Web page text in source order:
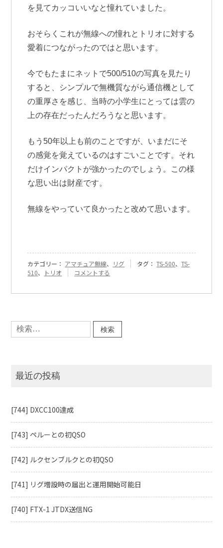
を見てカッコいいなと憧れていました。
おそらくこれが無線への憧れとトリオに対する
愛着につながったのではと思います。
今でもたまにネットで500/510の写真を見たり
すると、シンプルで無機質ながら通信機として
の重厚さを感じ、当時の小学生にとっては雲の
上の存在だったんだろうなと思います。
もう50年以上も前のことですが、いまだにそ
の感覚を覚えているのはすごいことです。それ
だけインパクトが強かったのでしょう。この様
な思い出は財産です。
無線をやっていて良かったと改めて思います。
カテゴリー： アマチュア無線、 リグ タグ：TS-500、TS-
510、 トリオ
『[287]
コメントする
検
索:
最近の投稿
[744] DXCC100達成
[743] ペルーとの初QSO
[742] ルクセンブルクとの初QSO
[741] リグ増設時の届出と運用開始可能日
[740] FTX-1 JTDX送信NG